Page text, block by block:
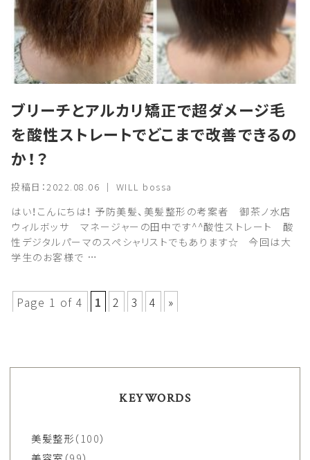
ブリーチとアルカリ矯正で超ダメージ毛
を酸性ストレートでどこまで改善できるの
か！？
投稿日：2022.08.06 ｜ WILL bossa
はい！こんにちは！ 予防美髪、美髪整形の考案者 御茶ノ水店
ウィルボッサ マネージャーの田中です^^酸性ストレート 酸
性デジタルパーマのスペシャリストでもあります☆ 今回は大
学生のお客様で …
Page 1 of 4 1 2 3 4 »
KEYWORDS
美髪整形（100）